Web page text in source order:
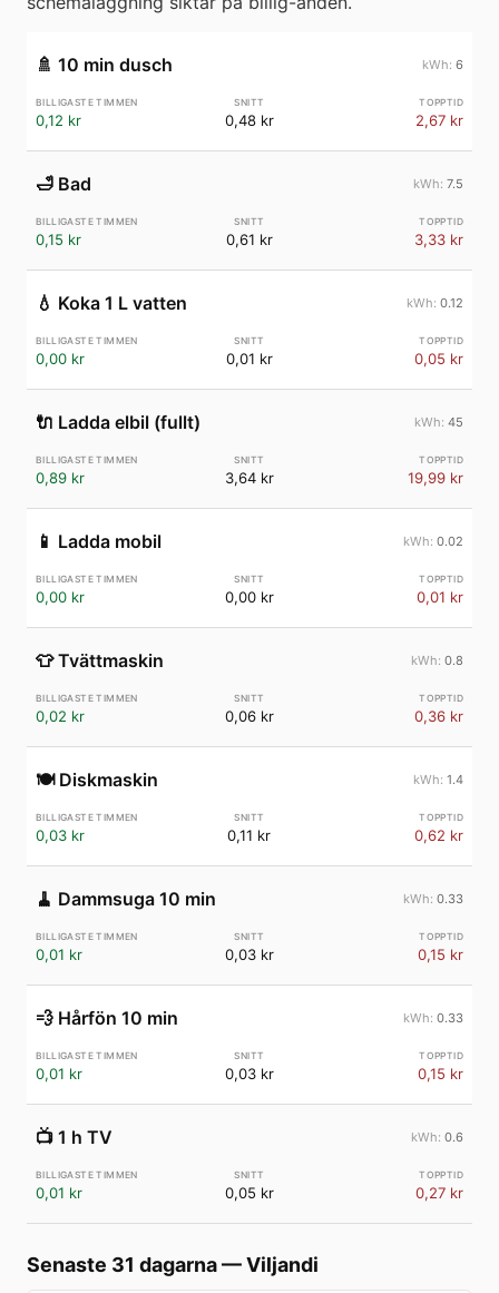
🚿 10 min dusch 6
0,12 kr 0,48 kr 2,67 kr
🛁 Bad 7.5
0,15 kr 0,61 kr 3,33 kr
💧 Koka 1 L vatten 0.12
0,00 kr 0,01 kr 0,05 kr
🔌 Ladda elbil (fullt) 45
0,89 kr 3,64 kr 19,99 kr
📱 Ladda mobil 0.02
0,00 kr 0,00 kr 0,01 kr
👕 Tvättmaskin 0.8
0,02 kr 0,06 kr 0,36 kr
🍽️ Diskmaskin 1.4
0,03 kr 0,11 kr 0,62 kr
🧹 Dammsuga 10 min 0.33
0,01 kr 0,03 kr 0,15 kr
💨 Hårfön 10 min 0.33
0,01 kr 0,03 kr 0,15 kr
📺 1 h TV 0.6
0,01 kr 0,05 kr 0,27 kr
Senaste 31 dagarna—Viljandi